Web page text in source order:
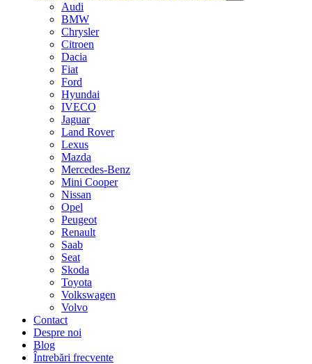
Audi
BMW
Chrysler
Citroen
Dacia
Fiat
Ford
Hyundai
IVECO
Jaguar
Land Rover
Lexus
Mazda
Mercedes-Benz
Mini Cooper
Nissan
Opel
Peugeot
Renault
Saab
Seat
Skoda
Toyota
Volkswagen
Volvo
Contact
Despre noi
Blog
Întrebări frecvente